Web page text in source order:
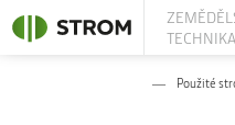
TECHNIKA
Použité